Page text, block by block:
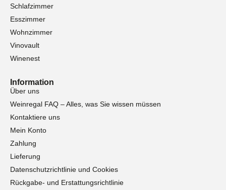
Schlafzimmer
Esszimmer
Wohnzimmer
Vinovault
Winenest
Information
Über uns
Weinregal FAQ – Alles, was Sie wissen müssen
Kontaktiere uns
Mein Konto
Zahlung
Lieferung
Datenschutzrichtlinie und Cookies
Rückgabe- und Erstattungsrichtlinie